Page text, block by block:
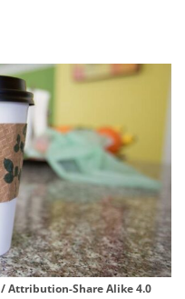
Attribution-Share Alike 4.0